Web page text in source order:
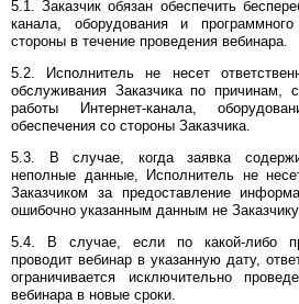
5.1. Заказчик обязан обеспечить
канала, оборудования и
стороны в течение проведения вебинара.
5.2. Исполнитель не несет
обслуживания Заказчика по причинам,
работы Интернет-канала,
обеспечения со стороны Заказчика.
5.3. В случае, когда заявка
неполные данные, Исполнитель не
Заказчиком за предоставление
ошибочно указанным данным не
5.4. В случае, если по какой-либо
проводит вебинар в указанную дату,
ограничивается исключительно
вебинара в новые сроки.